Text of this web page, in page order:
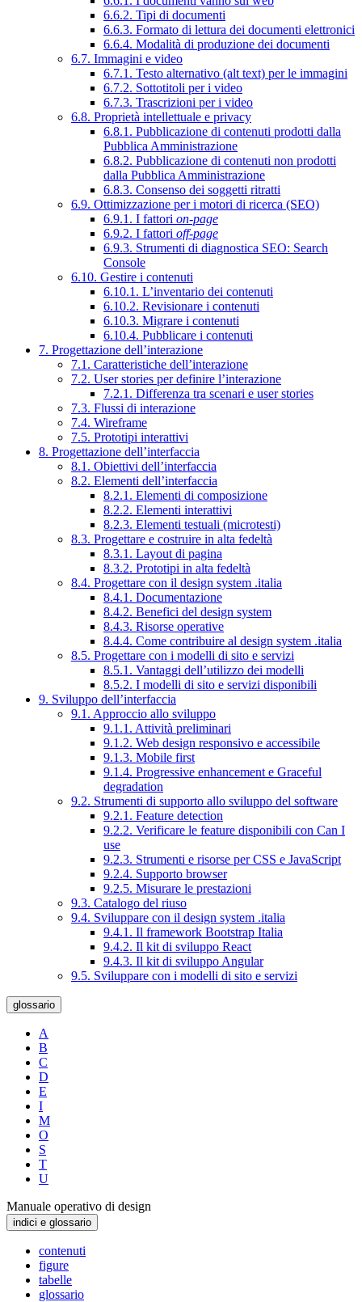
6.6.2. Tipi di documenti
6.6.3. Formato di lettura dei documenti elettronici
6.6.4. Modalità di produzione dei documenti
6.7. Immagini e video
6.7.1. Testo alternativo (alt text) per le immagini
6.7.2. Sottotitoli per i video
6.7.3. Trascrizioni per i video
6.8. Proprietà intellettuale e privacy
6.8.1. Pubblicazione di contenuti prodotti dalla
Pubblica Amministrazione
6.8.2. Pubblicazione di contenuti non prodotti
dalla Pubblica Amministrazione
6.8.3. Consenso dei soggetti ritratti
6.9. Ottimizzazione per i motori di ricerca (SEO)
6.9.1. I fattori on-page
6.9.2. I fattori off-page
6.9.3. Strumenti di diagnostica SEO: Search
Console
6.10. Gestire i contenuti
6.10.1. L’inventario dei contenuti
6.10.2. Revisionare i contenuti
6.10.3. Migrare i contenuti
6.10.4. Pubblicare i contenuti
7. Progettazione dell’interazione
7.1. Caratteristiche dell’interazione
7.2. User stories per definire l’interazione
7.2.1. Differenza tra scenari e user stories
7.3. Flussi di interazione
7.4. Wireframe
7.5. Prototipi interattivi
8. Progettazione dell’interfaccia
8.1. Obiettivi dell’interfaccia
8.2. Elementi dell’interfaccia
8.2.1. Elementi di composizione
8.2.2. Elementi interattivi
8.2.3. Elementi testuali (microtesti)
8.3. Progettare e costruire in alta fedeltà
8.3.1. Layout di pagina
8.3.2. Prototipi in alta fedeltà
8.4. Progettare con il design system .italia
8.4.1. Documentazione
8.4.2. Benefici del design system
8.4.3. Risorse operative
8.4.4. Come contribuire al design system .italia
8.5. Progettare con i modelli di sito e servizi
8.5.1. Vantaggi dell’utilizzo dei modelli
8.5.2. I modelli di sito e servizi disponibili
9. Sviluppo dell’interfaccia
9.1. Approccio allo sviluppo
9.1.1. Attività preliminari
9.1.2. Web design responsivo e accessibile
9.1.3. Mobile first
9.1.4. Progressive enhancement e Graceful
degradation
9.2. Strumenti di supporto allo sviluppo del software
9.2.1. Feature detection
9.2.2. Verificare le feature disponibili con Can I
use
9.2.3. Strumenti e risorse per CSS e JavaScript
9.2.4. Supporto browser
9.2.5. Misurare le prestazioni
9.3. Catalogo del riuso
9.4. Sviluppare con il design system .italia
9.4.1. Il framework Bootstrap Italia
9.4.2. Il kit di sviluppo React
9.4.3. Il kit di sviluppo Angular
9.5. Sviluppare con i modelli di sito e servizi
glossario
A
B
C
D
E
I
M
O
S
T
U
Manuale operativo di design
indici e glossario
contenuti
figure
tabelle
glossario